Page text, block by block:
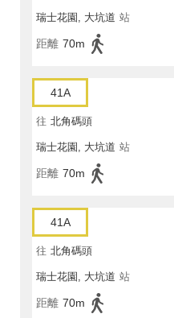
瑞士花園, 大坑道 站
距離 70m
41A
往 北角碼頭
瑞士花園, 大坑道 站
距離 70m
41A
往 北角碼頭
瑞士花園, 大坑道 站
距離 70m